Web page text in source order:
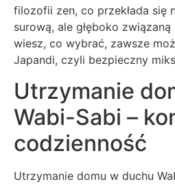
filozofii zen, co przekłada się
surową, ale głęboko
wiesz, co wybrać, zawsze
Japandi, czyli bezpieczny
Utrzymanie
Wabi-Sabi –
codzienność
Utrzymanie domu w duchu